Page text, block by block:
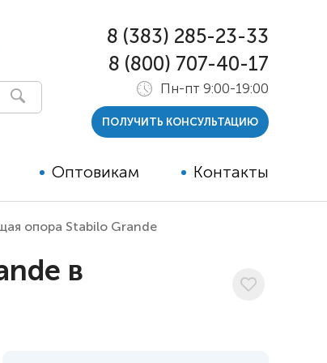
Оптовикам Контакты
8 (383) 285-23-33
8 (800) 707-40-17
Пн-пт 9:00-19:00
ПОЛУЧИТЬ КОНСУЛЬТАЦИЮ
опора Stabilo Grande
в